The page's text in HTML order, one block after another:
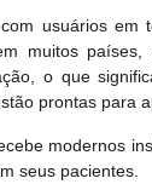
usuários em
muitos países,
o que
prontas para
modernos
seus pacientes.